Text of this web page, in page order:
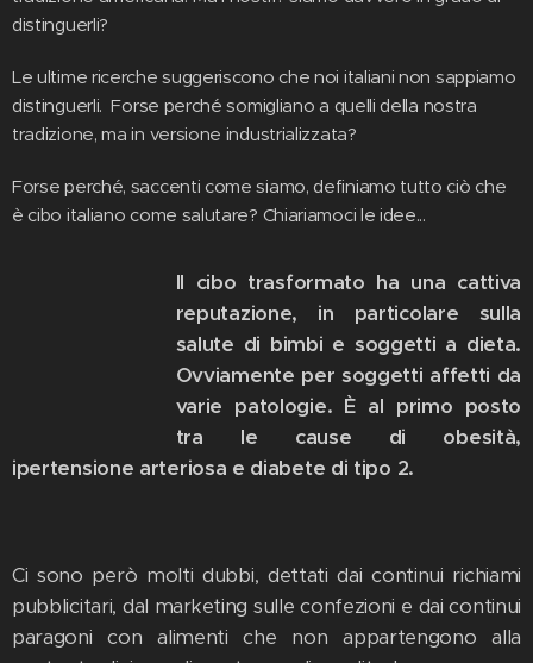
distinguerli?
Le ultime ricerche suggeriscono che noi italiani non sappiamo
distinguerli. Forse perché somigliano a quelli della nostra
tradizione, ma in versione industrializzata?
Forse perché, saccenti come siamo, definiamo tutto ciò che
è cibo italiano come salutare? Chiariamoci le idee...
Il cibo trasformato ha una cattiva
reputazione, in particolare sulla
salute di bimbi e soggetti a dieta.
Ovviamente per soggetti affetti da
varie patologie. È al primo posto
tra le cause di obesità,
ipertensione arteriosa e diabete di tipo 2.
Ci sono però molti dubbi, dettati dai continui richiami
pubblicitari, dal marketing sulle confezioni e dai continui
paragoni con alimenti che non appartengono alla